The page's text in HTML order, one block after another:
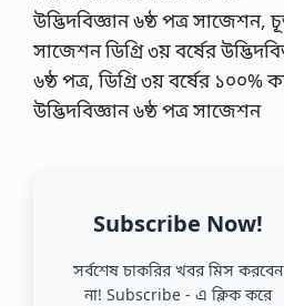
Subscribe Now!
সর্বশেষ চাকরির খবর মিস করবেন
না! Subscribe - এ ক্লিক করে